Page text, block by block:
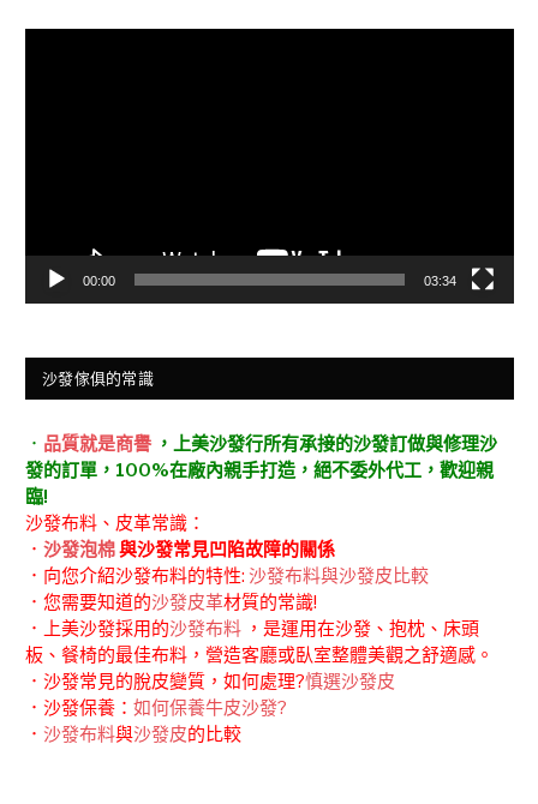
00:00 03:34
沙發傢俱的常識
． 品質就是商譽 ，上美沙發行所有承接的沙發訂做與修理沙
發的訂單，100%在廠內親手打造，絕不委外代工，歡迎親
臨!
沙發布料、皮革常識：
． 沙發泡棉與沙發常見凹陷故障的關係
．向您介紹沙發布料的特性: 沙發布料與沙發皮比較
．您需要知道的沙發皮革材質的常識!
．上美沙發採用的沙發布料 ，是運用在沙發、抱枕、床頭
板、餐椅的最佳布料，營造客廳或臥室整體美觀之舒適感。
．沙發常見的脫皮變質，如何處理?慎選沙發皮
．沙發保養： 如何保養牛皮沙發?
． 沙發布料與沙發皮的比較